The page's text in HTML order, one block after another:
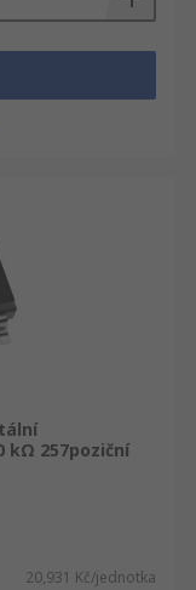
kΩ 257poziční
20,931 Kč/jednotka